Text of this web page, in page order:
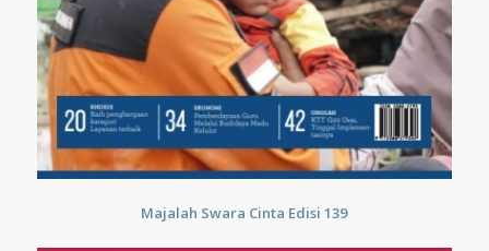
Majalah Swara Cinta Edisi 139